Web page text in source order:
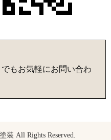
もお気軽にお問い合わ
All Rights Reserved.